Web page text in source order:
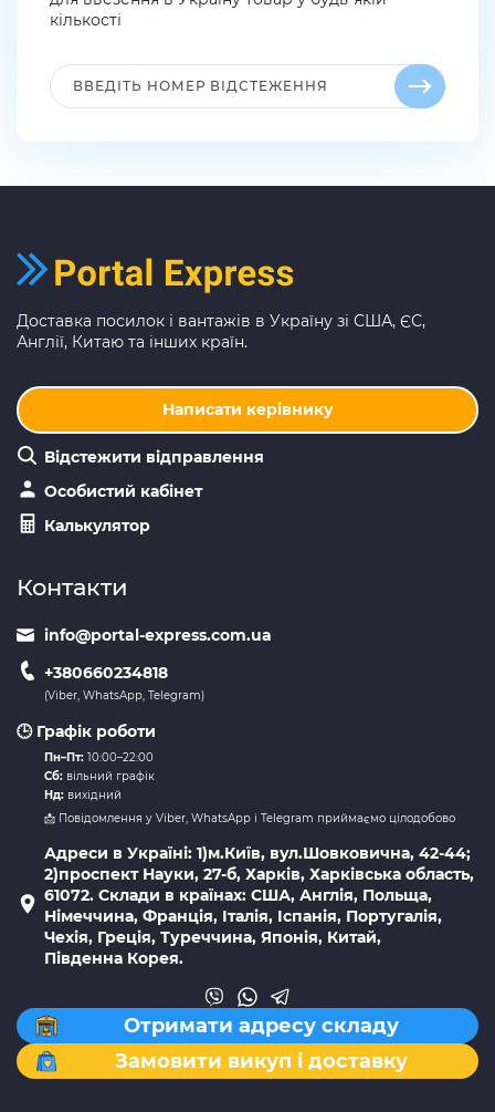
кількості
Доставка посилок і вантажів в Україну зі США, ЄС,
Англії, Китаю та інших країн.
Написати керівнику
Відстежити відправлення
Особистий кабінет
Калькулятор
Контакти
info@portal-express.com.ua
+380660234818
(Viber, WhatsApp, Telegram)
🕒 Графік роботи
Пн–Пт: 10:00–22:00
Сб: вільний графік
Нд: вихідний
📩 Повідомлення у Viber, WhatsApp і Telegram приймаємо цілодобово
Адреси в Україні: 1)м.Київ, вул.Шовковична, 42-44;
2)проспект Науки, 27-б, Харків, Харківська область,
61072. Склади в країнах: США, Англія, Польща,
Німеччина, Франція, Італія, Іспанія, Португалія,
Чехія, Греція, Туреччина, Японія, Китай,
Південна Корея.
Отримати адресу складу
Замовити викуп і доставку